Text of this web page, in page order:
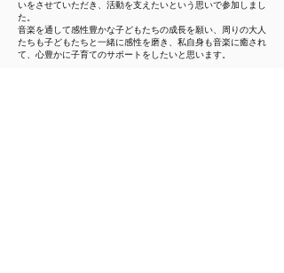
いをさせていただき、活動を支えたいという思いで参加しまし
た。
​音楽を通して感性豊かな子どもたちの成長を願い、周りの大人
たちも子どもたちと一緒に感性を磨き、私自身も音楽に癒され
て、心豊かに子育てのサポートをしたいと思います。